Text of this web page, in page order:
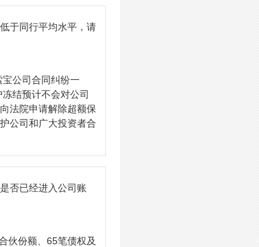
于同行平均水平，请
公司合同纠纷一
结预计不会对公司
法院申请解除超额保
公司和广大投资者合
否已经进入公司账
伙份额、65笔债权及